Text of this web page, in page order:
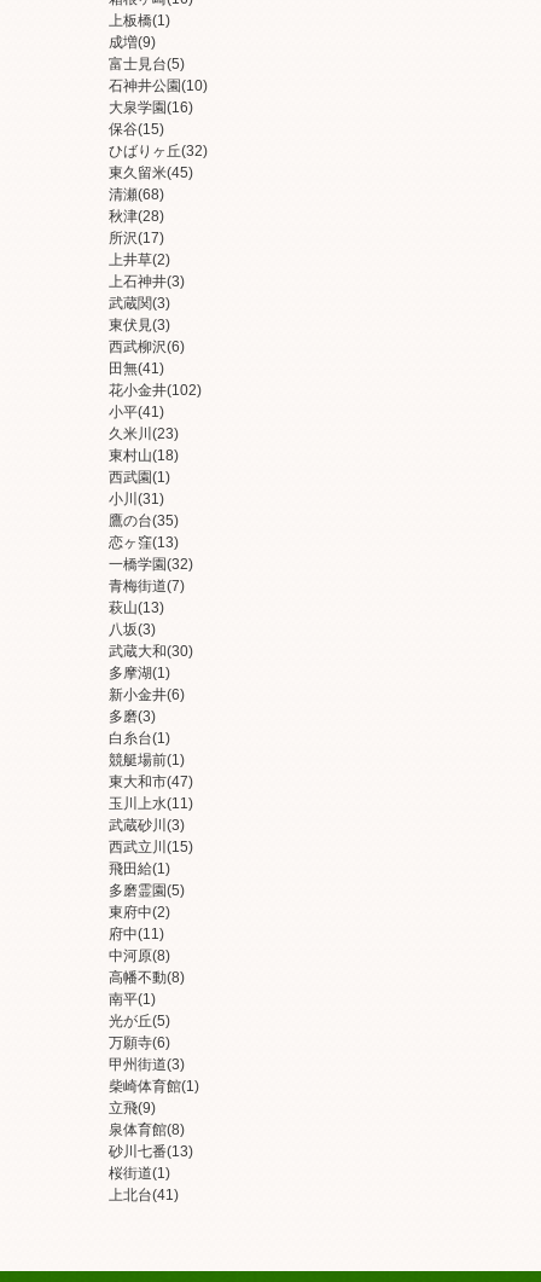
上板橋(1)
成増(9)
富士見台(5)
石神井公園(10)
大泉学園(16)
保谷(15)
ひばりヶ丘(32)
東久留米(45)
清瀬(68)
秋津(28)
所沢(17)
上井草(2)
上石神井(3)
武蔵関(3)
東伏見 (3)
西武柳沢(6)
田無(41)
花小金井(102)
小平(41)
久米川 (23)
東村山(18)
西武園(1)
小川 (31)
鷹の台(35)
恋ヶ窪(13)
一橋学園(32)
青梅街道(7)
萩山(13)
八坂(3)
武蔵大和(30)
多摩湖(1)
新小金井(6)
多磨(3)
白糸台(1)
競艇場前(1)
東大和市(47)
玉川上水(11)
武蔵砂川 (3)
西武立川 (15)
飛田給(1)
多磨霊園(5)
東府中(2)
府中(11)
中河原(8)
高幡不動(8)
南平(1)
光が丘(5)
万願寺(6)
甲州街道(3)
柴崎体育館(1)
立飛(9)
泉体育館(8)
砂川七番(13)
桜街道(1)
上北台(41)